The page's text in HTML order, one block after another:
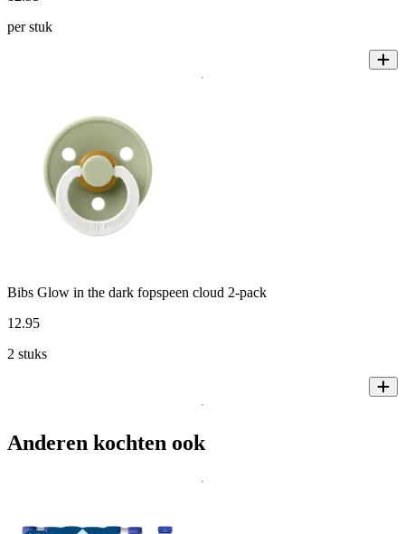
per stuk
Bibs Glow in the dark fopspeen cloud 2-pack
12.95
2 stuks
Anderen kochten ook